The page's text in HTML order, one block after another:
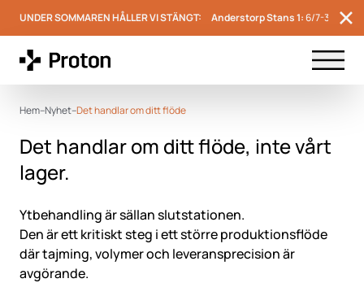
UNDER SOMMAREN HÅLLER VI STÄNGT: Anderstorp Stans 1:6/7-31/7
Menu
Hem–Nyhet–Det handlar om ditt flöde
Det handlar om ditt flöde, inte vårt
lager.
Ytbehandling är sällan slutstationen.
Den är ett kritiskt steg i ett större produktionsflöde
där tajming, volymer och leveransprecision är
avgörande.